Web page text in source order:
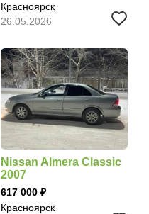
Красноярск
26.05.2026
Nissan Almera Classic
2007
617 000
Красноярск